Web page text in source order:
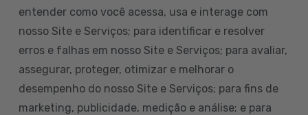
entender como você acessa, usa e interage com
nosso Site e Serviços; para identificar e resolver
erros e falhas em nosso Site e Serviços; para avaliar,
assegurar, proteger, otimizar e melhorar o
desempenho do nosso Site e Serviços; para fins de
marketing, publicidade, medição e análise; e para